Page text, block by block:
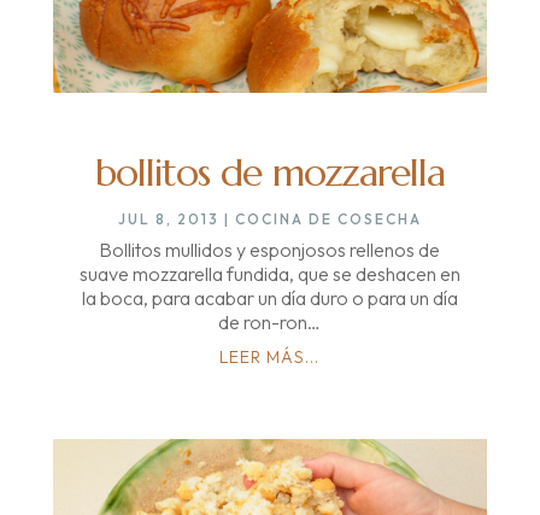
bollitos de mozzarella
JUL 8, 2013 | COCINA DE COSECHA
Bollitos mullidos y esponjosos rellenos de
suave mozzarella fundida, que se deshacen en
la boca, para acabar un día duro o para un día
de ron-ron…
LEER MÁS...